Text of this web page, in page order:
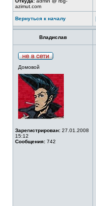
azimut.com
Вернуться к началу
Владислав
Домовой
Зарегистрирован: 27.01.2008
15:12
Сообщения: 742